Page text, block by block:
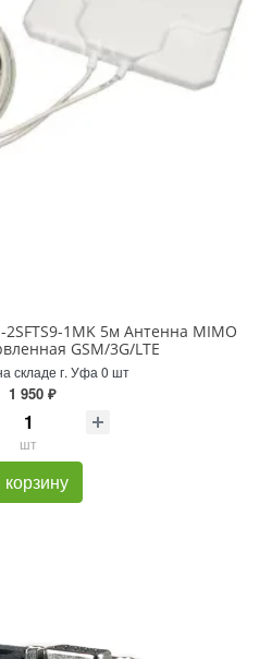
1MK 5м Антенна MIMO
GSM/3G/LTE
складе г. Уфа 0 шт
1 950 ₽
шт